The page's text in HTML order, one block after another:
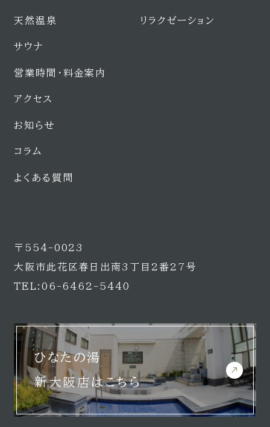
天然温泉
サウナ
リラクゼーション
営業時間・料金案内
アクセス
お知らせ
コラム
よくある質問
〒554-0023
大阪市此花区春日出南3丁目2番27号
TEL:06-6462-5440
ひなたの湯
新大阪店はこちら